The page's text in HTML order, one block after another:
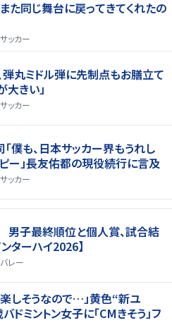
た同じ舞台に戻ってきてくれたの
サッカー
弾丸ミドル弾に先制点もお膳立て
大きい」
サッカー
僕も、日本サッカー界もうれし
ー」長友佑都の現役続行に言及
サッカー
子最終順位と個人賞、試合結
ターハイ2026】
バレー
しそうなので…」黄色“新ユ
ドミントン女子に「CMきそう」フ